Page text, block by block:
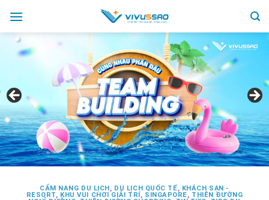
content
CẨM NANG DU LỊCH, DU LỊCH QUỐC TẾ, KHÁCH SẠN -
RESORT, KHU VUI CHƠI GIẢI TRÍ, SINGAPORE, THIÊN ĐƯỜNG